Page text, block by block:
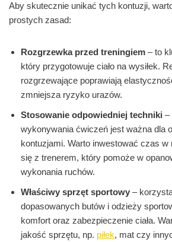
Aby skutecznie unikać tych kontuzji,
prostych zasad:
Rozgrzewka przed treningiem – to
który przygotowuje ciało na wysiłek.
rozgrzewające poprawiają
zmniejsza ryzyko urazów.
Stosowanie odpowiedniej techniki –
wykonywania ćwiczeń jest ważna dla
kontuzjami. Warto inwestować czas w
się z trenerem, który pomoże w
wykonania ruchów.
Właściwy sprzęt sportowy –
dopasowanych butów i odzieży
komfort oraz zabezpieczenie ciała.
jakość sprzętu, np. piłek, mat czy